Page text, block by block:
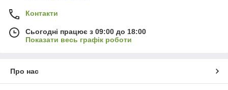
Контакти
Сьогодні працює з 09:00 до 18:00
Показати весь графік роботи
Про нас